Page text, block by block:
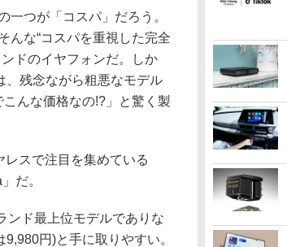
一つが「コスパ」だろう。
んな“コスパを重視した完全
ドのイヤフォンだ。しか
、残念ながら粗悪なモデル
んな価格なの!?」と驚く製
レスで注目を集めている
だ。
ンド最上位モデルでありな
円)と手に取りやすい。